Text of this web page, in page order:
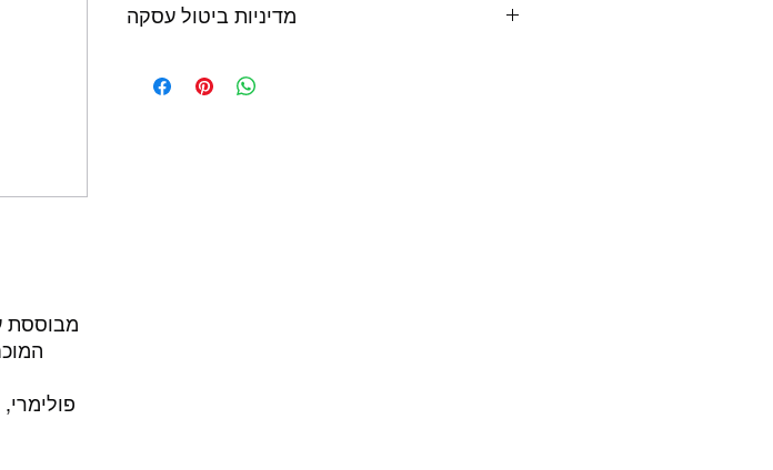
מדיניות ביטול עסקה
המוצר באריזתו המקורית ולא יאוחר מ14 יום מתאריך